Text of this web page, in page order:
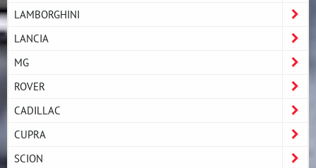
LAMBORGHINI
LANCIA
MG
ROVER
CADILLAC
CUPRA
SCION